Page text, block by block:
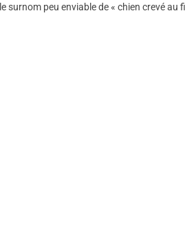
surnom peu enviable de « chien crevé au